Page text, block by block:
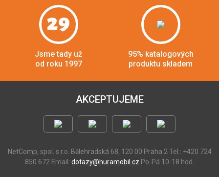
29
Jsme tady už
od roku 1997
95% katalogových
produktu skladem
AKCEPTUJEME
NetComp, spol. s r.o. Bělehradská 68, 120 00 Praha 2 Tel.: +420 724
850 672 Email: dotazy@huramobil.cz Po-Pá 10-18 hod.